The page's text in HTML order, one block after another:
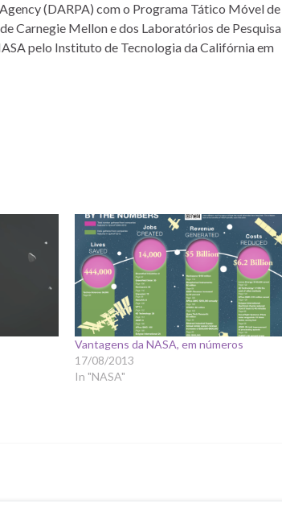
(DARPA) com o Programa Tático Móvel de
Carnegie Mellon e dos Laboratórios de Pesquisa
pelo Instituto de Tecnologia da Califórnia em
Vantagens da NASA, em números
17/08/2013
In "NASA"